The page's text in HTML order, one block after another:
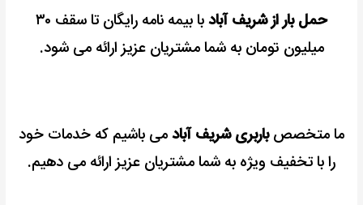
حمل بار از شریف آباد
با بیمه نامه رایگان تا سقف ۳۰
میلیون تومان به شما مشتریان عزیز ارائه می شود.
ما متخصصباربری شریف آبادمی باشیم که خدمات خود
را با تخفیف ویژه به شما مشتریان عزیز ارائه می دهیم.